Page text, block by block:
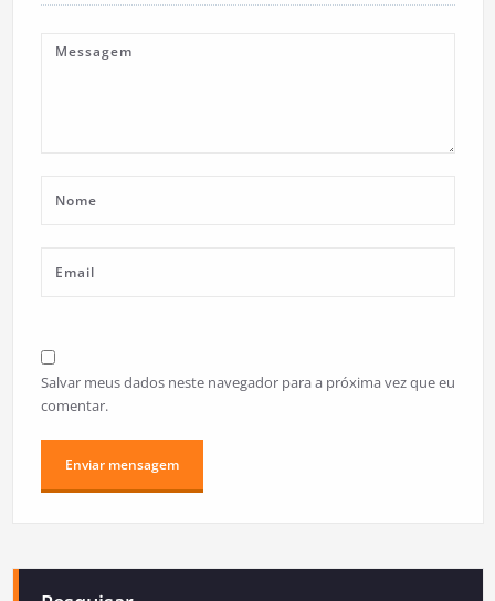
Salvar meus dados neste navegador para a próxima vez que eu
comentar.